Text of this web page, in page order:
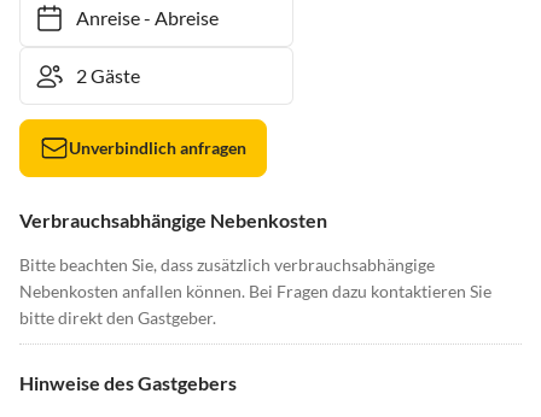
Anreise- Abreise
Unverbindlich anfragen
Verbrauchsabhängige Nebenkosten
Bitte beachten Sie, dass zusätzlich verbrauchsabhängige
Nebenkosten anfallen können. Bei Fragen dazu kontaktieren Sie
bitte direkt den Gastgeber.
Hinweise des Gastgebers